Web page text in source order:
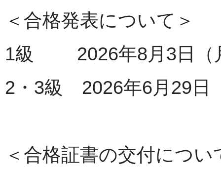
＜合格発表について＞
1級 2026年8月3日（
2・3級 2026年6月29日
＜合格証書の交付につい